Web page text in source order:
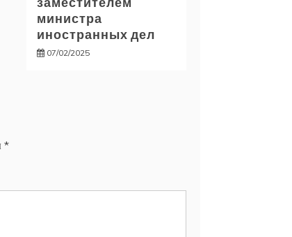
министра
иностранных дел
07/02/2025
*